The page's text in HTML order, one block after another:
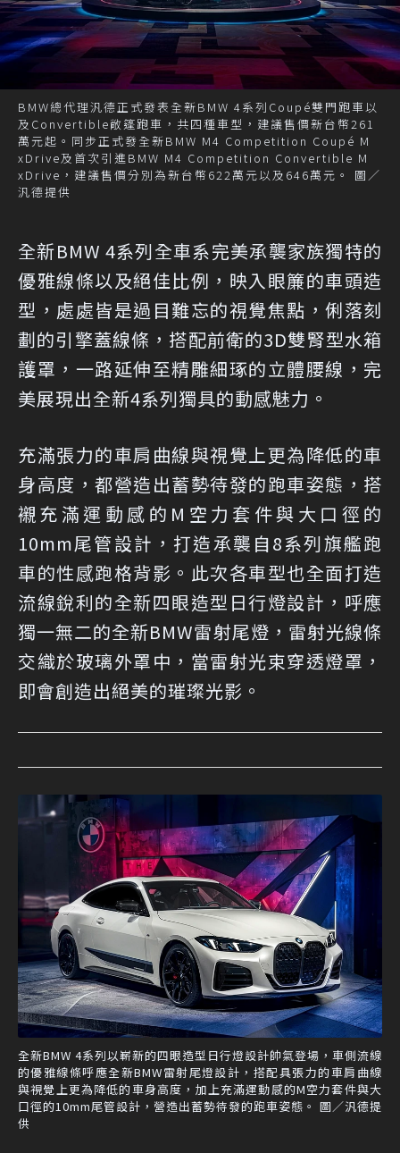
BMW總代理汎德正式發表全新BMW 4系列Coupé雙門跑車以
及Convertible敞篷跑車，共四種車型，建議售價新台幣261
萬元起。同步正式發全新BMW M4 Competition Coupé M
xDrive及首次引進BMW M4 Competition Convertible M
xDrive，建議售價分別為新台幣622萬元以及646萬元。 圖／
汎德提供
全新BMW 4系列全車系完美承襲家族獨特的
優雅線條以及絕佳比例，映入眼簾的車頭造
型，處處皆是過目難忘的視覺焦點，俐落刻
劃的引擎蓋線條，搭配前衛的3D雙腎型水箱
護罩，一路延伸至精雕細琢的立體腰線，完
美展現出全新4系列獨具的動感魅力。
充滿張力的車肩曲線與視覺上更為降低的車
身高度，都營造出蓄勢待發的跑車姿態，搭
襯充滿運動感的M空力套件與大口徑的
10mm尾管設計，打造承襲自8系列旗艦跑
車的性感跑格背影。此次各車型也全面打造
流線銳利的全新四眼造型日行燈設計，呼應
獨一無二的全新BMW雷射尾燈，雷射光線條
交織於玻璃外罩中，當雷射光束穿透燈罩，
即會創造出絕美的璀璨光影。
全新BMW 4系列以嶄新的四眼造型日行燈設計帥氣登場，車側流線
的優雅線條呼應全新BMW雷射尾燈設計，搭配具張力的車肩曲線
與視覺上更為降低的車身高度，加上充滿運動感的M空力套件與大
口徑的10mm尾管設計，營造出蓄勢待發的跑車姿態。 圖／汎德提
供